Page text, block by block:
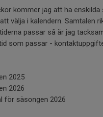
kommer jag att ha enskilda
välja i kalendern. Samtalen
passar så är jag
som passar -
2025
2026
för säsongen 2026